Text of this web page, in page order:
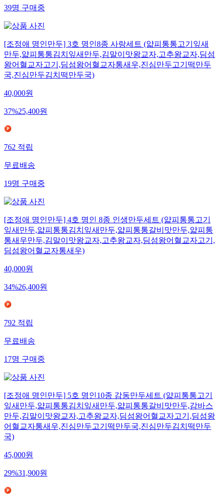
39명구매중
[조정애 명인만두] 3호 명인8종 사랑세트 (얇피통통고기잎새
만두,얇피통통김치잎새만두,김말이맛왕교자,고추왕교자,딤섬
왕어혈교자고기,딤섬왕어혈교자통새우,진심만두고기떡만두
국,진심만두김치떡만두국)
40,000원
37%25,400원
762적립
무료배송
19명구매중
[조정애 명인만두] 4호 명인 8종 인생만두세트 (얇피통통고기
잎새만두,얇피통통김치잎새만두,얇피통통갈비맛만두,얇피통
통새우만두,김말이맛왕교자,고추왕교자,딤섬왕어혈교자고기,
딤섬왕어혈교자통새우)
40,000원
34%26,400원
792적립
무료배송
17명구매중
[조정애 명인만두] 5호 명인10종 감동만두세트 (얇피통통고기
잎새만두,얇피통통김치잎새만두,얇피통통갈비맛만두,감바스
만두,김말이맛왕교자,고추왕교자,딤섬왕어혈교자고기,딤섬왕
어혈교자통새우,진심만두고기떡만두국,진심만두김치떡만두
국)
45,000원
29%31,900원